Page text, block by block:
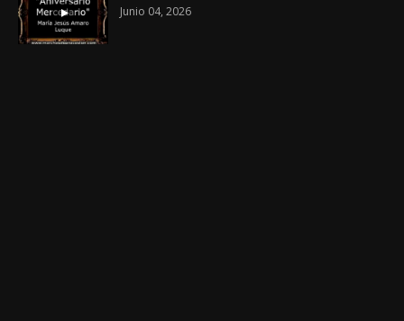
Junio 04, 2026